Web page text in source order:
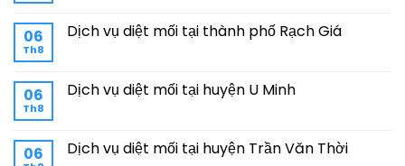
06
Th8
Dịch vụ diệt mối tại thành phố Rạch Giá
06
Th8
Dịch vụ diệt mối tại huyện U Minh
06 Dịch vụ diệt mối tại huyện Trần Văn Thời